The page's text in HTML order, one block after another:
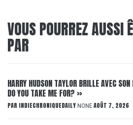
VOUS POURREZ AUSSI
PAR
HARRY HUDSON TAYLOR BRILLE AVEC
DO YOU TAKE ME FOR? »
PAR INDIECHRONIQUEDAILY NONE AOÛT 7, 2026